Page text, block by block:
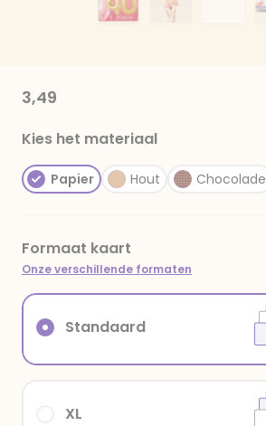
3,49
Kies het materiaal
Papier Hout Chocolade
Formaat kaart
Onze verschillende formaten
XL
Standaard